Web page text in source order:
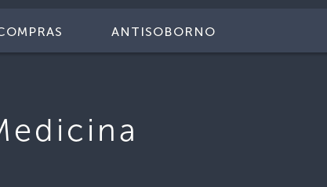
ANTISOBORNO